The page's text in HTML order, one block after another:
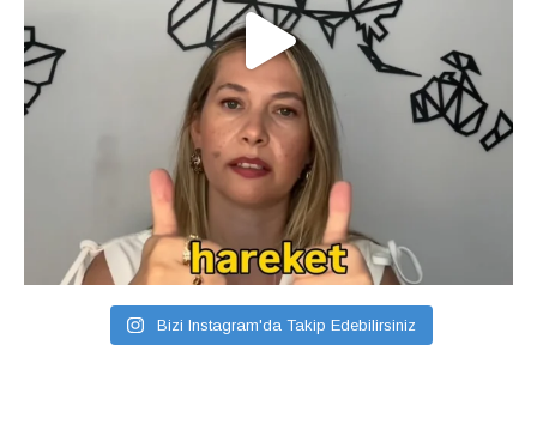
Bizi Instagram'da Takip Edebilirsiniz